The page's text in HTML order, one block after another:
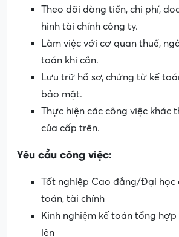
Theo dõi dòng tiền, chi phí,
hình tài chính công ty.
Làm việc với cơ quan thuế,
toán khi cần.
Lưu trữ hồ sơ, chứng từ kế
bảo mật.
Thực hiện các công việc khác
của cấp trên.
Yêu cầu công việc:
Tốt nghiệp Cao đẳng/Đại học
toán, tài chính
Kinh nghiệm kế toán tổng
lên